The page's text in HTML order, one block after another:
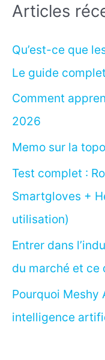
Articles
Qu’est-ce que
Le guide
Comment
2026
Memo sur la
Test complet :
Smartgloves +
utilisation)
Entrer dans
du marché et
Pourquoi Meshy
intelligence